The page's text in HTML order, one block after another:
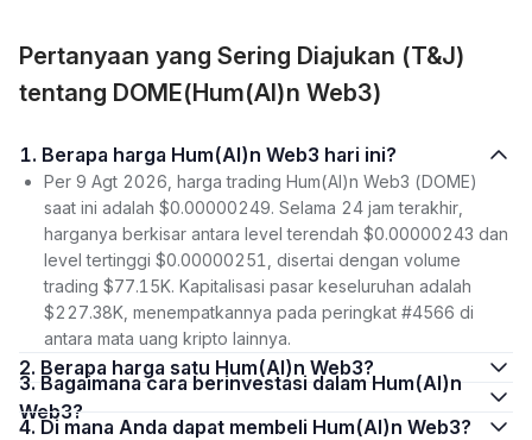
Pertanyaan yang Sering Diajukan (T&J)
tentang DOME(Hum(AI)n Web3)
1. Berapa harga Hum(AI)n Web3 hari ini?
Per 9 Agt 2026, harga trading Hum(AI)n Web3 (DOME)
saat ini adalah $0.00000249. Selama 24 jam terakhir,
harganya berkisar antara level terendah $0.00000243 dan
level tertinggi $0.00000251, disertai dengan volume
trading $77.15K. Kapitalisasi pasar keseluruhan adalah
$227.38K, menempatkannya pada peringkat #4566 di
antara mata uang kripto lainnya.
2. Berapa harga satu Hum(AI)n Web3?
3. Bagaimana cara berinvestasi dalam Hum(AI)n
Web3?
4. Di mana Anda dapat membeli Hum(AI)n Web3?